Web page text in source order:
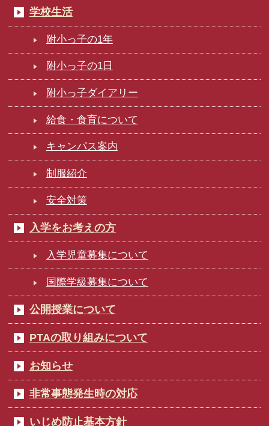
学校生活
附小っ子の1年
附小っ子の1日
附小っ子ダイアリー
給食・食育について
キャンパス案内
制服紹介
安全対策
入学をお考えの方
入学児童募集について
国際学級募集について
公開授業について
PTAの取り組みについて
お知らせ
非常事態発生時の対応
いじめ防止基本方針